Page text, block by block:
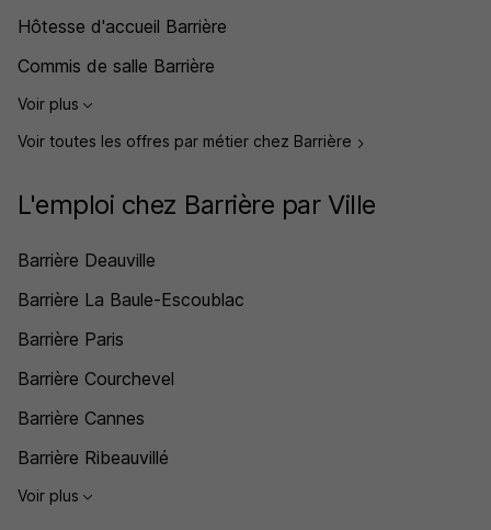
Hôtesse d'accueil Barrière
Commis de salle Barrière
Voir plus
Voir toutes les offres par métier chez Barrière
L'emploi chez Barrière par Ville
Barrière Deauville
Barrière La Baule-Escoublac
Barrière Paris
Barrière Courchevel
Barrière Cannes
Barrière Ribeauvillé
Voir plus